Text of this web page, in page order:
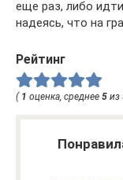
еще раз, либо
надеясь, что на
Рейтинг
( 1 оценка, среднее 5 из